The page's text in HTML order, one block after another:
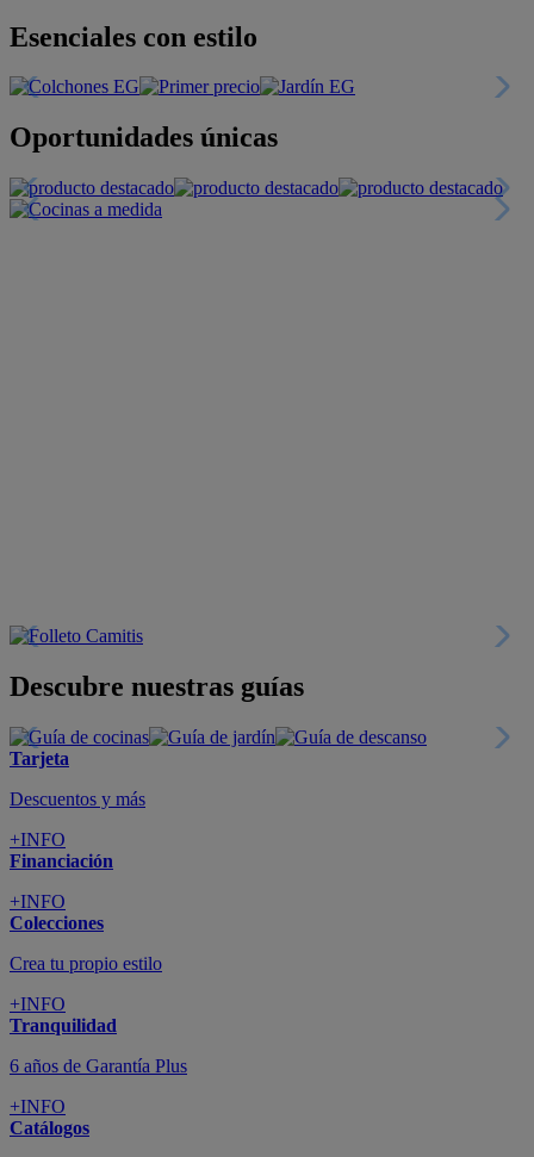
Esenciales con estilo
Oportunidades únicas
Descubre nuestras guías
Tarjeta
Descuentos y más
+INFO
Financiación
+INFO
Colecciones
Crea tu propio estilo
+INFO
Tranquilidad
6 años de Garantía Plus
+INFO
Catálogos